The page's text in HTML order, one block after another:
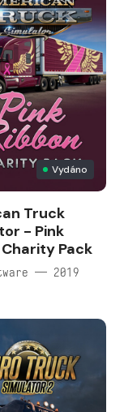
Vydáno
Truck
- Pink
Charity Pack
— 2019